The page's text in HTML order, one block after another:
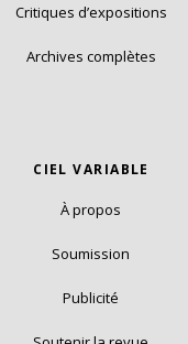
Critiques d’expositions
Archives complètes
CIEL VARIABLE
À propos
Soumission
Publicité